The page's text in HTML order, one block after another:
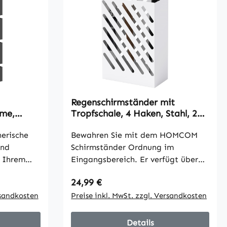
Ihrem
die
Regenschirmständer mit
Tropfschale, 4 Haken, Stahl, 28L
Bewahren Sie mit dem HOMCOM
Schirmständer Ordnung im
Eingangsbereich. Er verfügt über
nasse Fußböden vermeidet, indem
sie das Wasser von nassen
Haken eignet sich dieser
Regulärer Preis:
24,99 €
Preise inkl. MwSt. zzgl. Versandkosten
Details